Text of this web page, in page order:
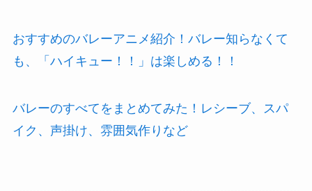
おすすめのバレーアニメ紹介！バレー知らなくて
も、「ハイキュー！！」は楽しめる！！
バレーのすべてをまとめてみた！レシーブ、スパ
イク、声掛け、雰囲気作りなど